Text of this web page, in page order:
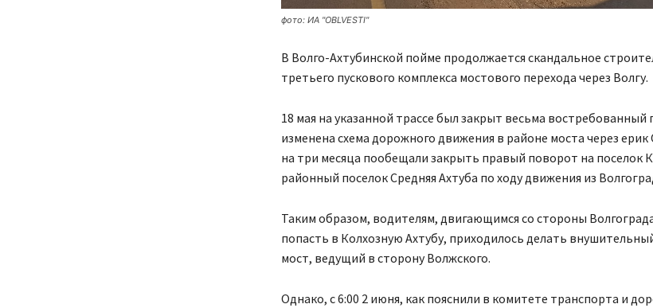
фото: ИА "OBLVESTI"
В Волго-Ахтубинской пойме продолжается скандальное
третьего пускового комплекса мостового перехода через Волгу.
18 мая на указанной трассе был закрыт весьма востребованный
изменена схема дорожного движения в районе моста через ерик
на три месяца пообещали закрыть правый поворот на поселок
районный поселок Средняя Ахтуба по ходу движения из
Таким образом, водителям, двигающимся со стороны
попасть в Колхозную Ахтубу, приходилось делать
мост, ведущий в сторону Волжского.
Однако, с 6:00 2 июня, как пояснили в комитете транспорта и